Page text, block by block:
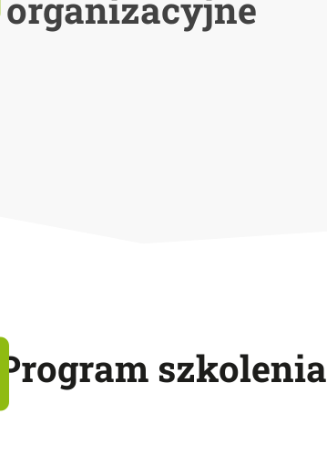
Program szkolenia